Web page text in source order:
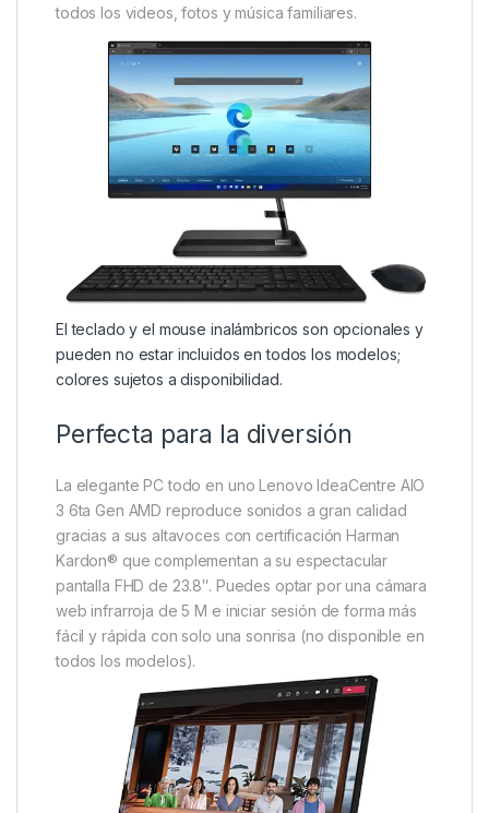
todos los videos, fotos y música familiares.
El teclado y el mouse inalámbricos son opcionales y
pueden no estar incluidos en todos los modelos;
colores sujetos a disponibilidad.
Perfecta para la diversión
La elegante PC todo en uno Lenovo IdeaCentre AIO
3 6ta Gen AMD reproduce sonidos a gran calidad
gracias a sus altavoces con certificación Harman
Kardon® que complementan a su espectacular
pantalla FHD de 23.8″. Puedes optar por una cámara
web infrarroja de 5 M e iniciar sesión de forma más
fácil y rápida con solo una sonrisa (no disponible en
todos los modelos).